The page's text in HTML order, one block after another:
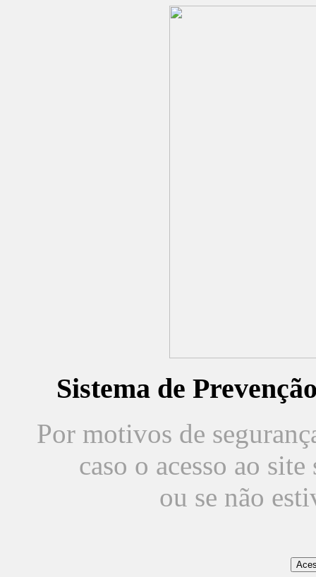
Sistema de
Por motivos de
caso o acesso ao
ou se não